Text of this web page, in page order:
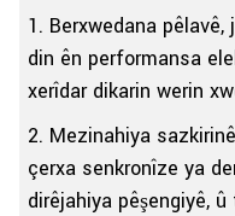
1. Berxwedana
din ên performansa
xerîdar dikarin werin
2. Mezinahiya
çerxa senkronîze ya
dirêjahiya pêşengiyê,